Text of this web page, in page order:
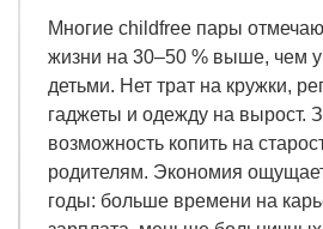
Многие childfree пары
жизни на 30–50 % выше, чем у
детьми. Нет трат на кружки,
гаджеты и одежду на вырост.
возможность копить на
родителям. Экономия
годы: больше времени на